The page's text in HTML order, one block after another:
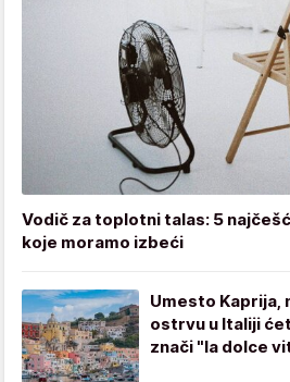
Vodič za toplotni talas: 5
koje moramo izbeći
Umesto Kaprija,
ostrvu u Italiji
znači "la dolce